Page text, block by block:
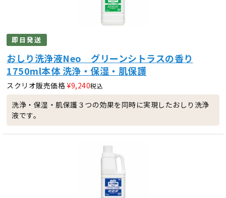
即日発送
おしり洗浄液Neo グリーンシトラスの香り
1750ml本体 洗浄・保湿・肌保護
スクリオ販売価格 ¥9,240税込
洗浄・保湿・肌保護３つの効果を同時に実現したおしり洗浄
液です。